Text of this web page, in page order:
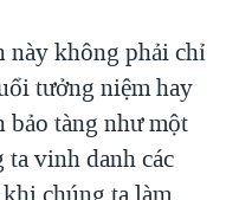
này không phải chỉ
tưởng niệm hay
tàng như một
vinh danh các